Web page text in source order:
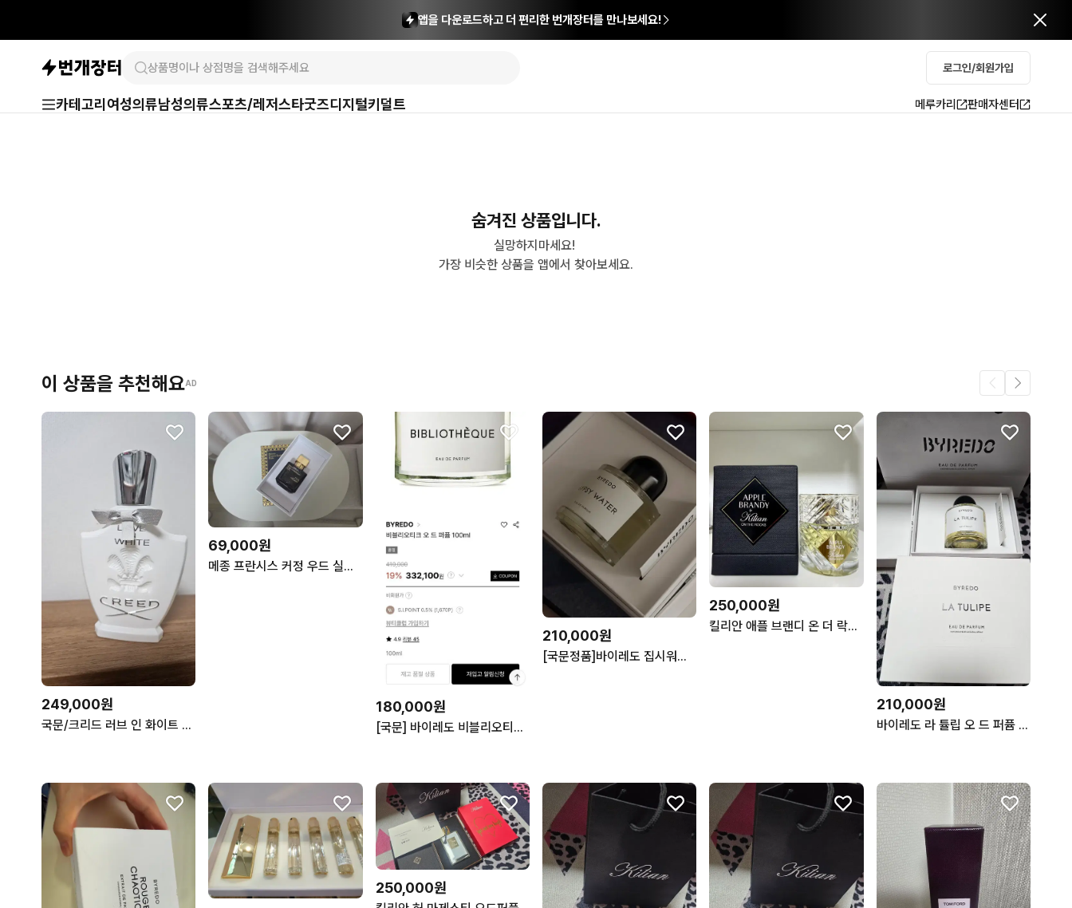
앱을 다운로드하고 더 편리한 번개장터를 만나보세요!
로그인/회원가입
카테고리 여성의류남성의류스포츠/레저스타굿즈디지털키덜트 메루카리 판매자센터
숨겨진 상품입니다.
실망하지마세요!
가장 비슷한 상품을 앱에서 찾아보세요.
이 상품을 추천해요AD
249,000원
국문/크리드 러브 인 화이트 75ml
69,000원
메종 프란시스 커정 우드 실크 무드 오 드 퍼퓸 70ml
180,000원
[국문] 바이레도 비블리오티크 EDP 100ml
210,000원
[국문정품]바이레도 집시워터 EDP 100ml 오드퍼퓸 GYPSY WATER
250,000원
킬리안 애플 브랜디 온 더 락스 50ml 국문택
210,000원
바이레도 라 튤립 오 드 퍼퓸 100ml 미개봉 새상품 쇼핑백
250,000원